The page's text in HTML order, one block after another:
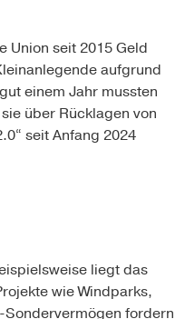
Union seit 2015 Geld
aufgrund
einem Jahr mussten
über Rücklagen von
seit Anfang 2024
liegt das
wie Windparks,
Sondervermögen fordern